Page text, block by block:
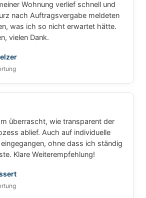
Wohnung verlief schnell und
nach Auftragsvergabe meldeten
was ich so nicht erwartet hätte.
vielen Dank.
überrascht, wie transparent der
ablief. Auch auf individuelle
ohne dass ich ständig
Klare Weiterempfehlung!